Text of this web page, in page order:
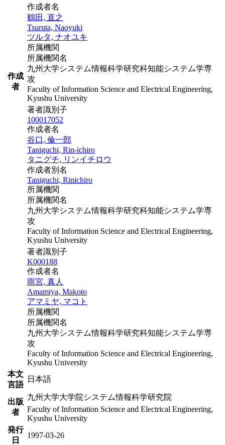
作成
者
作成者名
鶴田, 直之
Tsuruta, Naoyuki
ツルタ, ナオユキ
所属機関
所属機関名
九州大学システム情報科学研究科知能システム学専
攻
Faculty of Information Science and Electrical Engineering,
Kyushu University
著者識別子
100017052
作成者名
谷口, 倫一郎
Taniguchi, Rin-ichiro
タニグチ, リンイチロウ
作成者別名
Taniguchi, Rinichiro
所属機関
所属機関名
九州大学システム情報科学研究科知能システム学専
攻
Faculty of Information Science and Electrical Engineering,
Kyushu University
著者識別子
K000188
作成者名
雨宮, 真人
Amamiya, Makoto
アマミヤ, マコト
所属機関
所属機関名
九州大学システム情報科学研究科知能システム学専
攻
Faculty of Information Science and Electrical Engineering,
Kyushu University
本文
言語
日本語
出版
者
九州大学大学院システム情報科学研究院
Faculty of Information Science and Electrical Engineering,
Kyushu University
発行
日
1997-03-26